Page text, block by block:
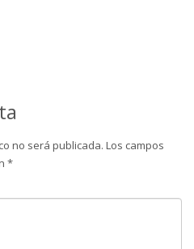
no será publicada. Los campos
*